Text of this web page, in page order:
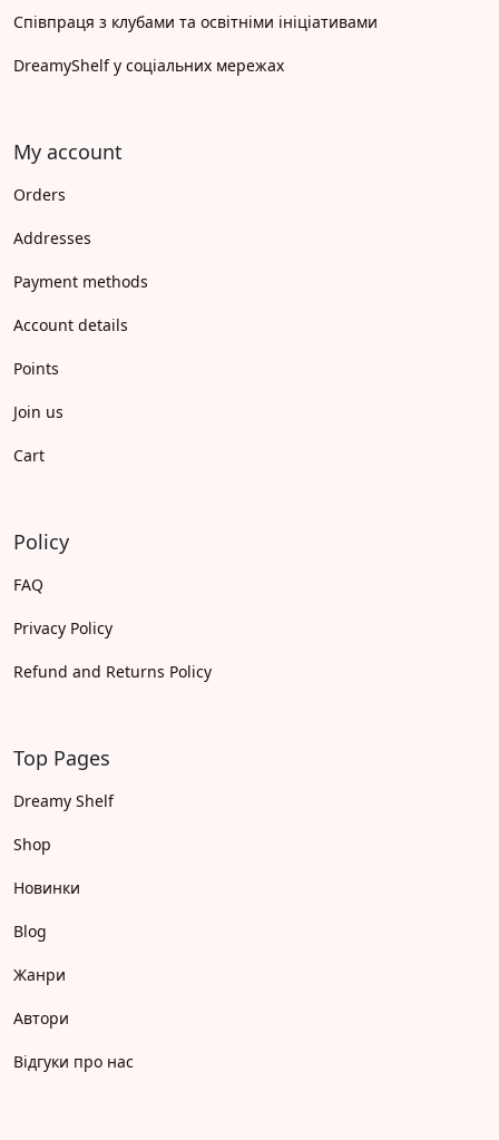
Співпраця з клубами та освітніми ініціативами
DreamyShelf у соціальних мережах
My account
Orders
Addresses
Payment methods
Account details
Points
Join us
Cart
Policy
FAQ
Privacy Policy
Refund and Returns Policy
Top Pages
Dreamy Shelf
Shop
Новинки
Blog
Жанри
Автори
Відгуки про нас